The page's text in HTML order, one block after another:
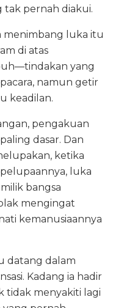
tak pernah diakui.
menimbang luka itu
di atas
yang
namun getir
keadilan.
pengakuan
dasar. Dan
ketika
luka
bangsa
mengingat
kemanusiaannya
datang dalam
Kadang ia hadir
tidak menyakiti lagi